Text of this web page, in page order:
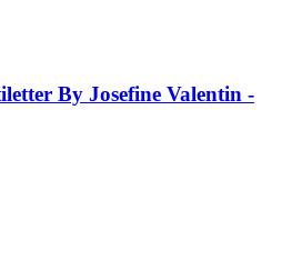
By Josefine Valentin -